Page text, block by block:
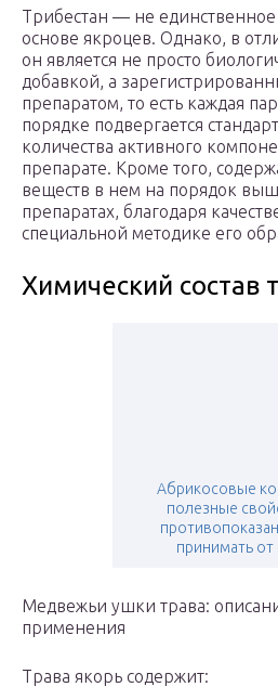
Трибестан — не
основе якроцев. Однако, в
он является не просто
добавкой, а
препаратом, то есть каждая
порядке подвергается
количества активного
препарате. Кроме того,
веществ в нем на порядок
препаратах, благодаря
специальной методике его
Химический состав
Абрикосовые
полезные
принимать от
Медвежьи ушки трава:
применения
Трава якорь содержит: